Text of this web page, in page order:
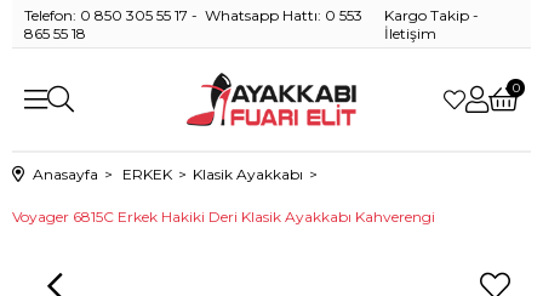
Telefon: 0 850 305 55 17 - Whatsapp Hattı: 0 553
865 55 18
Kargo Takip -
İletişim
0
Anasayfa ERKEK Klasik Ayakkabı
Voyager 6815C Erkek Hakiki Deri Klasik Ayakkabı Kahverengi